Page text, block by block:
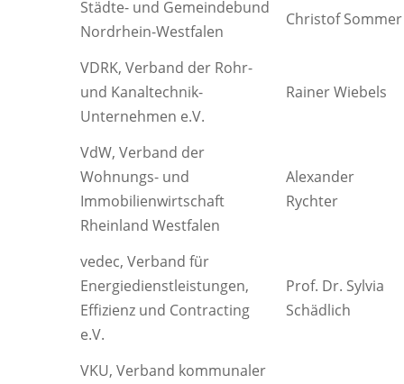
Städte- und Gemeindebund
Nordrhein-Westfalen
Christof Sommer
VDRK, Verband der Rohr-
und Kanaltechnik-
Unternehmen e.V.
Rainer Wiebels
VdW, Verband der
Wohnungs- und
Immobilienwirtschaft
Rheinland Westfalen
Alexander
Rychter
vedec, Verband für
Energiedienstleistungen,
Effizienz und Contracting
e.V.
Prof. Dr. Sylvia
Schädlich
VKU, Verband kommunaler